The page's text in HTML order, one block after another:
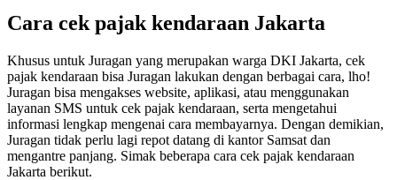
Cara cek pajak kendaraan Jakarta
Khusus untuk Juragan yang merupakan warga DKI Jakarta, cek
pajak kendaraan bisa Juragan lakukan dengan berbagai cara, lho!
Juragan bisa mengakses website, aplikasi, atau menggunakan
layanan SMS untuk cek pajak kendaraan, serta mengetahui
informasi lengkap mengenai cara membayarnya. Dengan demikian,
Juragan tidak perlu lagi repot datang di kantor Samsat dan
mengantre panjang. Simak beberapa cara cek pajak kendaraan
Jakarta berikut.